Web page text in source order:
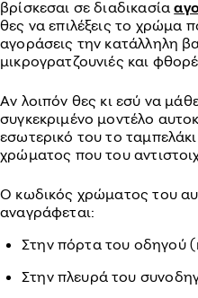
βρίσκεσαι σε διαδικασία
θες να επιλέξεις το χρώμα
αγοράσεις την κατάλληλη
μικρογρατζουνιές και
Αν λοιπόν θες κι εσύ να
συγκεκριμένο μοντέλο
εσωτερικό του το
χρώματος που του
Ο κωδικός χρώματος του
αναγράφεται:
Στην πόρτα του οδηγού
Στην πλευρά του